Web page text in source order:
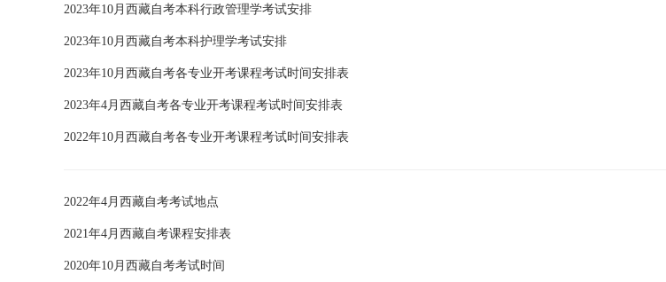
2023年10月西藏自考本科行政管理学考试安排
2023年10月西藏自考本科护理学考试安排
2023年10月西藏自考各专业开考课程考试时间安排表
2023年4月西藏自考各专业开考课程考试时间安排表
2022年10月西藏自考各专业开考课程考试时间安排表
2022年4月西藏自考考试地点
2021年4月西藏自考课程安排表
2020年10月西藏自考考试时间